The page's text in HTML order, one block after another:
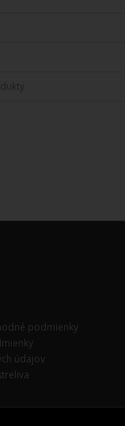
podmienky
údajov